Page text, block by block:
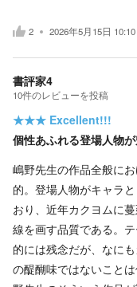
2 2026年5月15日 10:10
書評家4
10件のレビューを投稿
★★★ Excellent!!!
個性あふれる登場人物
嶋野先生の作品全般に
的。登場人物がキャラ
おり、近年カクヨムに
線を画す品質である。
的には残念だが、なに
の醍醐味ではないこと